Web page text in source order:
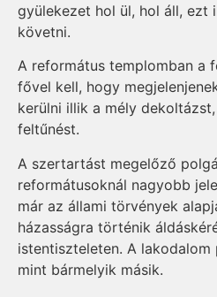
gyülekezet hol ül, hol áll, ezt
követni.
A református templomban a
fővel kell, hogy
kerülni illik a mély
feltűnést.
A szertartást megelőző
reformátusoknál nagyobb
már az állami törvények
házasságra történik
istentiszteleten. A
mint bármelyik másik.